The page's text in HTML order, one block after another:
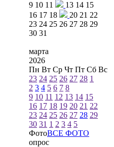
9 10 11 13 14 15
16 17 18 20 21 22
23 24 25 26 27 28 29
30 31
марта
2026
Пн Вт Ср Чт Пт Сб Вс
23 24 25 26 27 28 1
2 3 4 5 6 7 8
9 10 11 12 13 14 15
16 17 18 19 20 21 22
23 24 25 26 27 28 29
30 31 1 2 3 4 5
ФотоВСЕ ФОТО
опрос